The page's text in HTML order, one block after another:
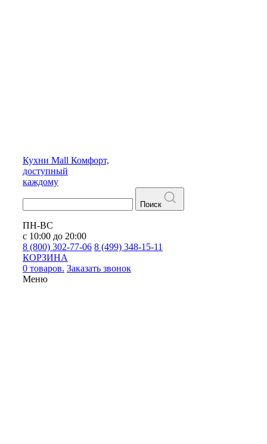
Кухни Mall Комфорт,
доступный
каждому
Поиск
ПН-ВС
с 10:00 до 20:00
8 (800) 302-77-06 8 (499) 348-15-11
КОРЗИНА
0 товаров. Заказать звонок
Меню